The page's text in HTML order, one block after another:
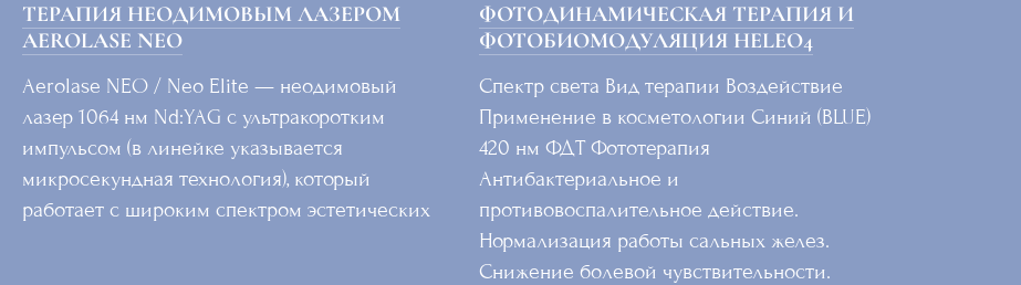
ТЕРАПИЯ НЕОДИМОВЫМ ЛАЗЕРОМ
AEROLASE NEO
Aerolase NEO / Neo Elite — неодимовый
лазер 1064 нм Nd:YAG с ультракоротким
импульсом (в линейке указывается
микросекундная технология), который
работает с широким спектром эстетических
ФОТОДИНАМИЧЕСКАЯ ТЕРАПИЯ И
ФОТОБИОМОДУЛЯЦИЯ HELEO4
Спектр света Вид терапии Воздействие
Применение в косметологии Синий (BLUE)
420 нм ФДТ Фототерапия
Антибактериальное и
противовоспалительное действие.
Нормализация работы сальных желез.
Снижение болевой чувствительности.